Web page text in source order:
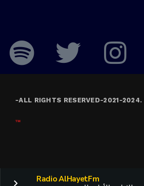
Radio AlHayetFm
keyboard_arrow_right
ALL RIGHTS RESERVED-2021-2024.
-
™